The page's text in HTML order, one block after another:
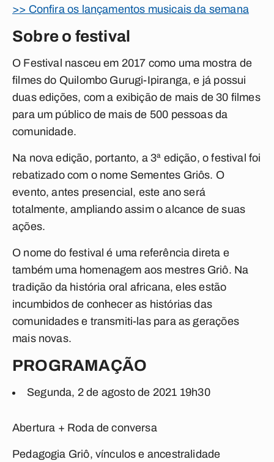
>> Confira os lançamentos musicais da semana
Sobre o festival
O Festival nasceu em 2017 como uma mostra de
filmes do Quilombo Gurugi-Ipiranga, e já possui
duas edições, com a exibição de mais de 30 filmes
para um público de mais de 500 pessoas da
comunidade.
Na nova edição, portanto, a 3ª edição, o festival foi
rebatizado com o nome Sementes Griôs. O
evento, antes presencial, este ano será
totalmente, ampliando assim o alcance de suas
ações.
O nome do festival é uma referência direta e
também uma homenagem aos mestres Griô. Na
tradição da história oral africana, eles estão
incumbidos de conhecer as histórias das
comunidades e transmiti-las para as gerações
mais novas.
PROGRAMAÇÃO
Segunda, 2 de agosto de 2021 19h30
Abertura + Roda de conversa
Pedagogia Griô, vínculos e ancestralidade